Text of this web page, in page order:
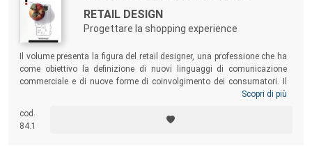
RETAIL DESIGN
Progettare la shopping experience
Il volume presenta la figura del retail designer, una professione che ha
come obiettivo la definizione di nuovi linguaggi di comunicazione
commerciale e di nuove forme di coinvolgimento dei consumatori. Il
libro presenta: uno spaccato sulla conoscenza del mercato
culturali); le regole fondamentali per una corretta progettazione degli
spazi retail; l’analisi di due categorie di spazi retail: un retail store
Scopri di più
cod.
84.1